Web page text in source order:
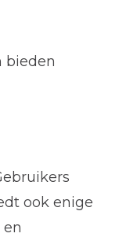
bieden
ook enige